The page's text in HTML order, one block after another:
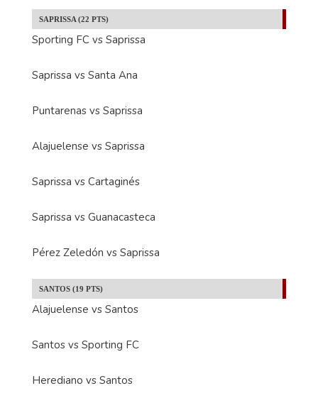
SAPRISSA (22 PTS)
Sporting FC vs Saprissa
Saprissa vs Santa Ana
Puntarenas vs Saprissa
Alajuelense vs Saprissa
Saprissa vs Cartaginés
Saprissa vs Guanacasteca
Pérez Zeledón vs Saprissa
SANTOS (19 PTS)
Alajuelense vs Santos
Santos vs Sporting FC
Herediano vs Santos